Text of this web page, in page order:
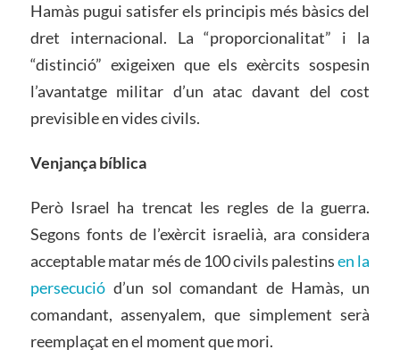
Hamàs pugui satisfer els principis més bàsics del
dret internacional. La “proporcionalitat” i la
“distinció” exigeixen que els exèrcits sospesin
l’avantatge militar d’un atac davant del cost
previsible en vides civils.
Venjança bíblica
Però Israel ha trencat les regles de la guerra.
Segons fonts de l’exèrcit israelià, ara considera
acceptable matar més de 100 civils palestinsen la
persecuciód’un sol comandant de Hamàs, un
comandant, assenyalem, que simplement serà
reemplaçat en el moment que mori.